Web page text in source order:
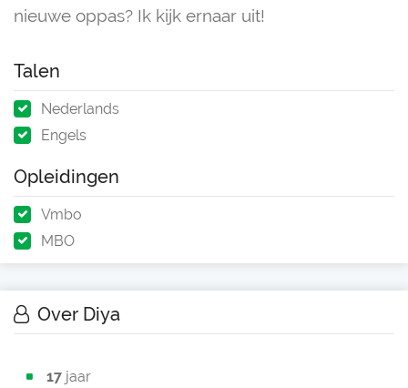
nieuwe oppas? Ik kijk ernaar uit!
Talen
Nederlands
Engels
Opleidingen
Vmbo
MBO
Over Diya
17 jaar